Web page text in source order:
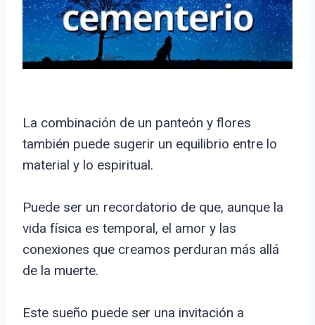
La combinación de un panteón y flores
también puede sugerir un equilibrio entre lo
material y lo espiritual.
Puede ser un recordatorio de que, aunque la
vida física es temporal, el amor y las
conexiones que creamos perduran más allá
de la muerte.
Este sueño puede ser una invitación a